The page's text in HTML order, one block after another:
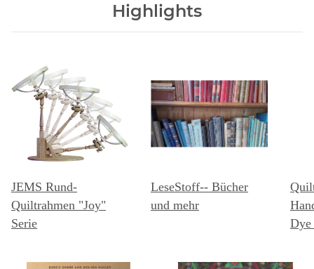
Highlights
JEMS Rund-
Quiltrahmen "Joy"
Serie
LeseStoff-- Bücher
und mehr
Dye